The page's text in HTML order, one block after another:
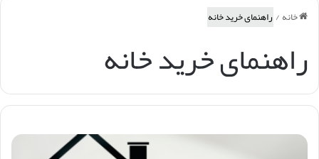
خانه/راهنمای خرید خانه
راهنمای خرید خانه